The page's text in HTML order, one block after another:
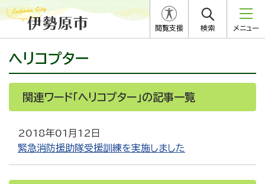
閲覧支援 検索 メニュー
ヘリコプター
関連ワード「ヘリコプター」の記事一覧
2018年01月12日
緊急消防援助隊受援訓練を実施しました